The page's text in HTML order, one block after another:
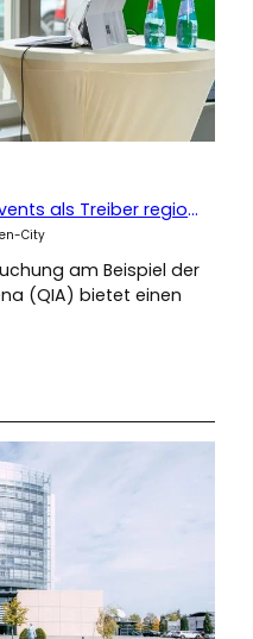
Neue Studie veröffentlicht: Events als Treiber regionalökonomischer und touristischer Effekte
City
am Beispiel der
(QIA) bietet einen